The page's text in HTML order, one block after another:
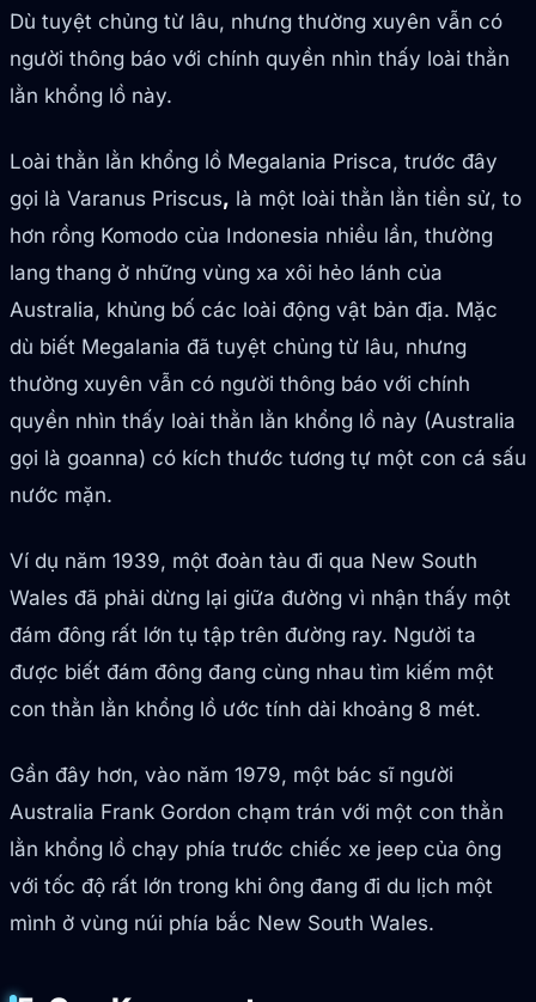
Dù tuyệt chủng từ lâu, nhưng thường xuyên vẫn có
người thông báo với chính quyền nhìn thấy loài thằn
lằn khổng lồ này.
Loài thằn lằn khổng lồ Megalania Prisca, trước đây
gọi là Varanus Priscus, là một loài thằn lằn tiền sử, to
hơn rồng Komodo của Indonesia nhiều lần, thường
lang thang ở những vùng xa xôi hẻo lánh của
Australia, khủng bố các loài động vật bản địa. Mặc
dù biết Megalania đã tuyệt chủng từ lâu, nhưng
thường xuyên vẫn có người thông báo với chính
quyền nhìn thấy loài thằn lằn khổng lồ này (Australia
gọi là goanna) có kích thước tương tự một con cá sấu
nước mặn.
Ví dụ năm 1939, một đoàn tàu đi qua New South
Wales đã phải dừng lại giữa đường vì nhận thấy một
đám đông rất lớn tụ tập trên đường ray. Người ta
được biết đám đông đang cùng nhau tìm kiếm một
con thằn lằn khổng lồ ước tính dài khoảng 8 mét.
Gần đây hơn, vào năm 1979, một bác sĩ người
Australia Frank Gordon chạm trán với một con thằn
lằn khổng lồ chạy phía trước chiếc xe jeep của ông
với tốc độ rất lớn trong khi ông đang đi du lịch một
mình ở vùng núi phía bắc New South Wales.